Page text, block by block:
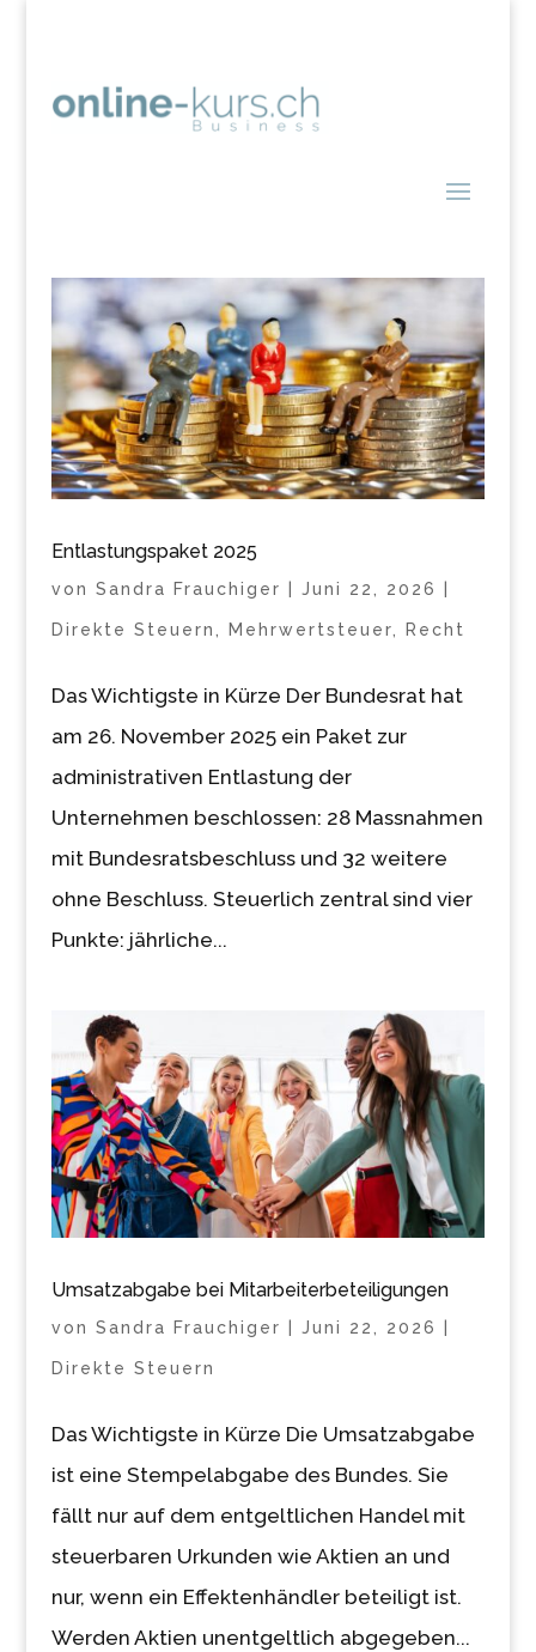
Entlastungspaket 2025
von Sandra Frauchiger Juni 22, 2026
Direkte Steuern, Mehrwertsteuer, Recht
Das Wichtigste in Kürze Der Bundesrat hat
am 26. November 2025 ein Paket zur
administrativen Entlastung der
Unternehmen beschlossen: 28 Massnahmen
mit Bundesratsbeschluss und 32 weitere
ohne Beschluss. Steuerlich zentral sind vier
Punkte: jährliche...
Umsatzabgabe bei Mitarbeiterbeteiligungen
von Sandra Frauchiger Juni 22, 2026
Direkte Steuern
Das Wichtigste in Kürze Die Umsatzabgabe
ist eine Stempelabgabe des Bundes. Sie
fällt nur auf dem entgeltlichen Handel mit
steuerbaren Urkunden wie Aktien an und
nur, wenn ein Effektenhändler beteiligt ist.
Werden Aktien unentgeltlich abgegeben...